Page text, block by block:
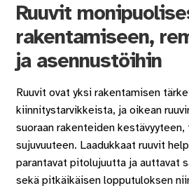
Ruuvit
rakentamiseen,
ja asennustöihin
Ruuvit ovat yksi rakentamisen
kiinnitystarvikkeista, ja oikean
suoraan rakenteiden
sujuvuuteen. Laadukkaat ruuvit
parantavat pitolujuutta ja auttavat
sekä pitkäikäisen lopputuloksen